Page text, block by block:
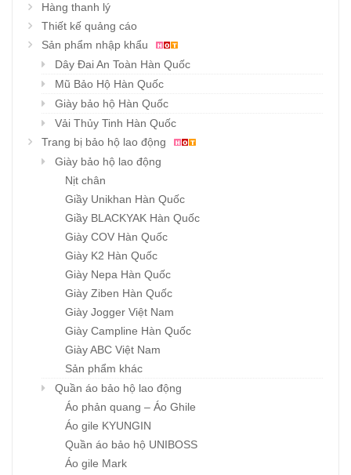
Hàng thanh lý
Thiết kế quảng cáo
Sản phẩm nhập khẩu
Dây Đai An Toàn Hàn Quốc
Mũ Bảo Hộ Hàn Quốc
Giày bảo hộ Hàn Quốc
Vải Thủy Tinh Hàn Quốc
Trang bị bảo hộ lao động
Giày bảo hộ lao động
Nịt chân
Giầy Unikhan Hàn Quốc
Giầy BLACKYAK Hàn Quốc
Giày COV Hàn Quốc
Giày K2 Hàn Quốc
Giày Nepa Hàn Quốc
Giày Ziben Hàn Quốc
Giày Jogger Việt Nam
Giày Campline Hàn Quốc
Giày ABC Việt Nam
Sản phẩm khác
Quần áo bảo hộ lao động
Áo phản quang – Áo Ghile
Áo gile KYUNGIN
Quần áo bảo hộ UNIBOSS
Áo gile Mark